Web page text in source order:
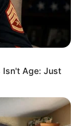
a maior das
Senado
os
profissional. A
da história
Isn't Age: Just